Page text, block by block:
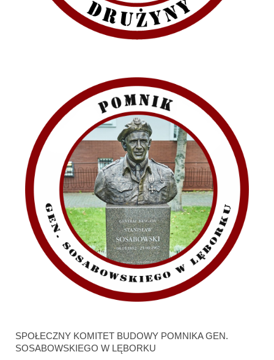
SPOŁECZNY KOMITET BUDOWY POMNIKA GEN.
SOSABOWSKIEGO W LĘBORKU